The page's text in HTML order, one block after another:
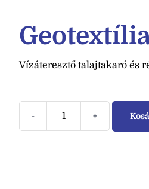
Vízáteresztő talajtakaró és
- +